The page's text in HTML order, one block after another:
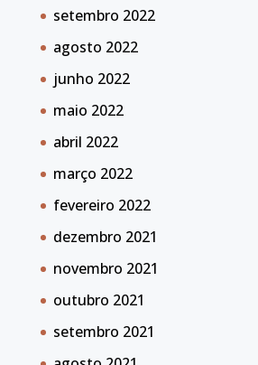
setembro 2022
agosto 2022
junho 2022
maio 2022
abril 2022
março 2022
fevereiro 2022
dezembro 2021
novembro 2021
outubro 2021
setembro 2021